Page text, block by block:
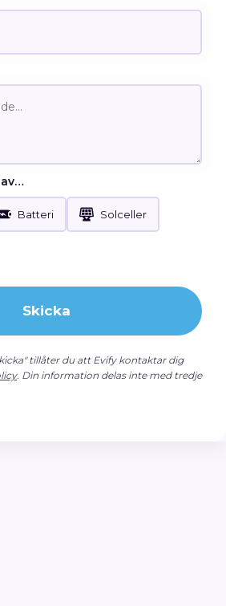
Batteri Solceller
Skicka
tillåter du att Evify kontaktar dig
. Din information delas inte med tredje